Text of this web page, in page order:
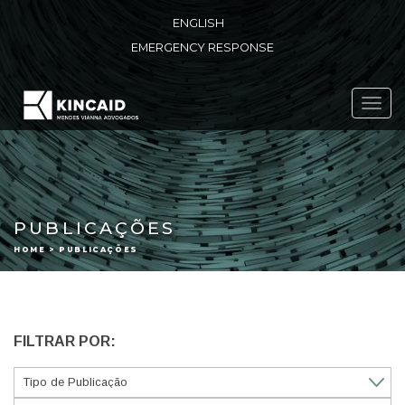
ENGLISH
EMERGENCY RESPONSE
PUBLICAÇÕES
HOME > PUBLICAÇÕES
FILTRAR POR: